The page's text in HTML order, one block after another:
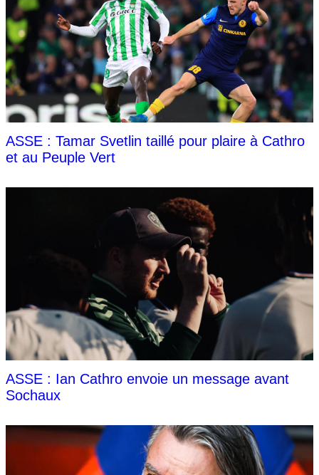
ASSE : Tamar Svetlin taillé pour plaire à Cathro
et au Peuple Vert
ASSE : Ian Cathro envoie un message avant
Sochaux